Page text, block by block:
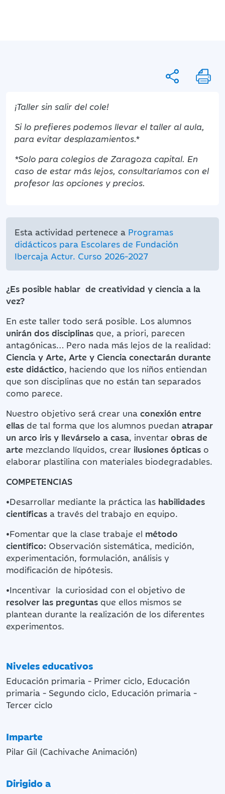
¡Taller sin salir del cole!
Si lo prefieres podemos llevar el taller al aula,
para evitar desplazamientos.*
*Solo para colegios de Zaragoza capital. En
caso de estar más lejos, consultaríamos con el
profesor las opciones y precios.
Esta actividad pertenece a Programas
didácticos para Escolares de Fundación
Ibercaja Actur. Curso 2026-2027
¿Es posible hablar de creatividad y ciencia a la
vez?
En este taller todo será posible. Los alumnos
unirán dos disciplinas que, a priori, parecen
antagónicas… Pero nada más lejos de la realidad:
Ciencia y Arte, Arte y Ciencia conectarán durante
este didáctico, haciendo que los niños entiendan
que son disciplinas que no están tan separados
como parece.
Nuestro objetivo será crear una conexión entre
ellas de tal forma que los alumnos puedan atrapar
un arco iris y llevárselo a casa, inventar obras de
arte mezclando líquidos, crear ilusiones ópticas o
elaborar plastilina con materiales biodegradables.
COMPETENCIAS
•Desarrollar mediante la práctica las habilidades
científicas a través del trabajo en equipo.
•Fomentar que la clase trabaje el método
científico: Observación sistemática, medición,
experimentación, formulación, análisis y
modificación de hipótesis.
•Incentivar la curiosidad con el objetivo de
resolver las preguntas que ellos mismos se
plantean durante la realización de los diferentes
experimentos.
Niveles educativos
Educación primaria - Primer ciclo, Educación
primaria - Segundo ciclo, Educación primaria -
Tercer ciclo
Imparte
Pilar Gil (Cachivache Animación)
Dirigido a